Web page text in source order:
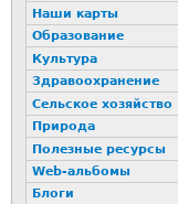
Наши карты
Образование
Культура
Здравоохранение
Сельское хозяйство
Природа
Полезные ресурсы
Web-альбомы
Блоги